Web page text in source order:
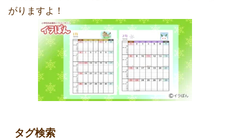
がりますよ！
タグ検索